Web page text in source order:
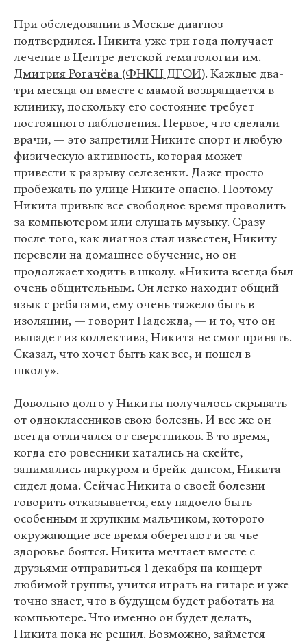
При обследовании в Москве диагноз
подтвердился. Никита уже три года получает
лечение вЦентре детской гематологии им.
Дмитрия Рогачёва (ФНКЦ ДГОИ). Каждые два-
три месяца он вместе с мамой возвращается в
клинику, поскольку его состояние требует
постоянного наблюдения. Первое, что сделали
врачи, — это запретили Никите спорт и любую
физическую активность, которая может
привести к разрыву селезенки. Даже просто
пробежать по улице Никите опасно. Поэтому
Никита привык все свободное время проводить
за компьютером или слушать музыку. Сразу
после того, как диагноз стал известен, Никиту
перевели на домашнее обучение, но он
продолжает ходить в школу. «Никита всегда был
очень общительным. Он легко находит общий
язык с ребятами, ему очень тяжело быть в
изоляции, — говорит Надежда, — и то, что он
выпадет из коллектива, Никита не смог принять.
Сказал, что хочет быть как все, и пошел в
школу».
Довольно долго у Никиты получалось скрывать
от одноклассников свою болезнь. И все же он
всегда отличался от сверстников. В то время,
когда его ровесники катались на скейте,
занимались паркуром и брейк-дансом, Никита
сидел дома. Сейчас Никита о своей болезни
говорить отказывается, ему надоело быть
особенным и хрупким мальчиком, которого
окружающие все время оберегают и за чье
здоровье боятся. Никита мечтает вместе с
друзьями отправиться 1 декабря на концерт
любимой группы, учится играть на гитаре и уже
точно знает, что в будущем будет работать на
компьютере. Что именно он будет делать,
Никита пока не решил. Возможно, займется